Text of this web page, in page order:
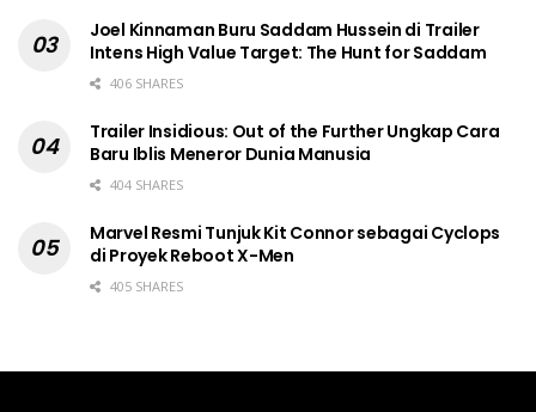
Joel Kinnaman Buru Saddam Hussein di Trailer
Intens High Value Target: The Hunt for Saddam
406 SHARES
Trailer Insidious: Out of the Further Ungkap Cara
Baru Iblis Meneror Dunia Manusia
404 SHARES
Marvel Resmi Tunjuk Kit Connor sebagai Cyclops
di Proyek Reboot X-Men
405 SHARES